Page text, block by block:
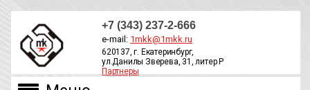
+7 (343) 237-2-666
e-mail: 1mkk@1mkk.ru
620137, г. Екатеринбург,
ул.Данилы Зверева, 31, литер Р
Партнеры